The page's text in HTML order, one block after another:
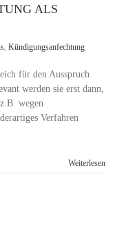
ALS
, Kündigungsanfechtung
für den Ausspruch
werden sie erst dann,
wegen
Verfahren
Weiterlesen